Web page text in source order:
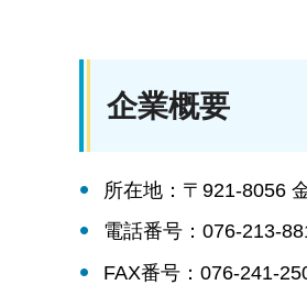
企業概要
所在地：〒921-8056
電話番号：076-213-
FAX番号：076-241-